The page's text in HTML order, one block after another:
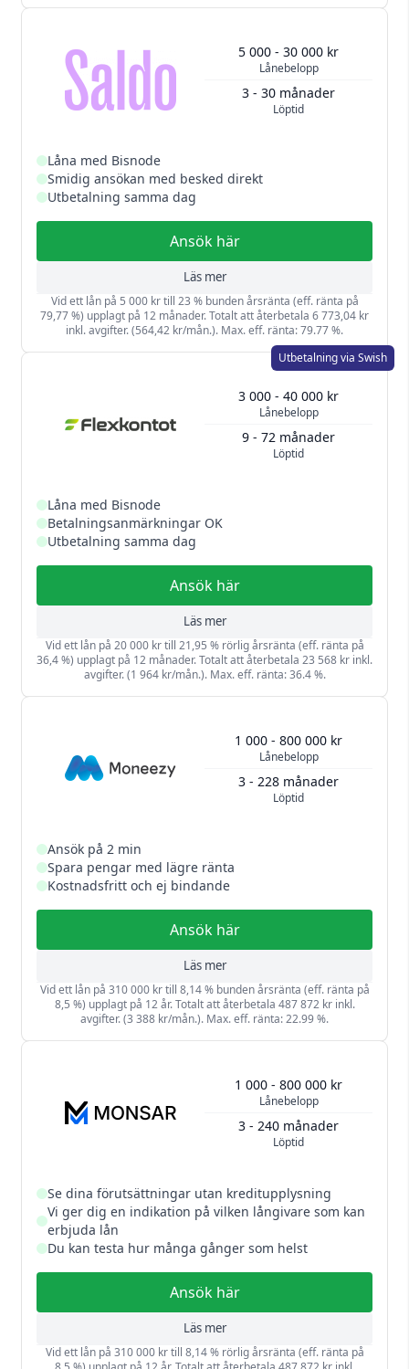
Lånebelopp
5 000 - 30 000 kr
Löptid
3 - 30 månader
Låna med Bisnode
Smidig ansökan med besked direkt
Utbetalning samma dag
Ansök här
Läs mer
Vid ett lån på 5 000 kr till 23 % bunden årsränta (eff. ränta på
79,77 %) upplagt på 12 månader. Totalt att återbetala 6 773,04 kr
inkl. avgifter. (564,42 kr/mån.). Max. eff. ränta: 79.77 %.
Utbetalning via Swish
Lånebelopp
3 000 - 40 000 kr
Löptid
9 - 72 månader
Låna med Bisnode
Betalningsanmärkningar OK
Utbetalning samma dag
Ansök här
Läs mer
Vid ett lån på 20 000 kr till 21,95 % rörlig årsränta (eff. ränta på
36,4 %) upplagt på 12 månader. Totalt att återbetala 23 568 kr inkl.
avgifter. (1 964 kr/mån.). Max. eff. ränta: 36.4 %.
Lånebelopp
1 000 - 800 000 kr
Löptid
3 - 228 månader
Ansök på 2 min
Spara pengar med lägre ränta
Kostnadsfritt och ej bindande
Ansök här
Läs mer
Vid ett lån på 310 000 kr till 8,14 % bunden årsränta (eff. ränta på
8,5 %) upplagt på 12 år. Totalt att återbetala 487 872 kr inkl.
avgifter. (3 388 kr/mån.). Max. eff. ränta: 22.99 %.
Lånebelopp
1 000 - 800 000 kr
Löptid
3 - 240 månader
Se dina förutsättningar utan kreditupplysning
Vi ger dig en indikation på vilken långivare som kan
erbjuda lån
Du kan testa hur många gånger som helst
Ansök här
Läs mer
Vid ett lån på 310 000 kr till 8,14 % rörlig årsränta (eff. ränta på